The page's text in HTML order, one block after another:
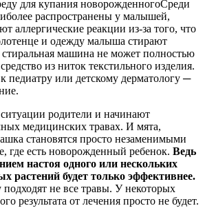
Среди
распространены у малышей,
аллергические реакции из-за того, что
и одежду малыша стирают
машина не может полностью
из ниток текстильного изделия.
педиатру или детскому дерматологу ─
родители и начинают
медицинских травах. И мята,
становятся просто незаменимыми
где есть новорожденный ребенок. Ведь
настоя одного или нескольких
растений будет только эффективнее.
не все травы. У некоторых
результата от лечения просто не будет.